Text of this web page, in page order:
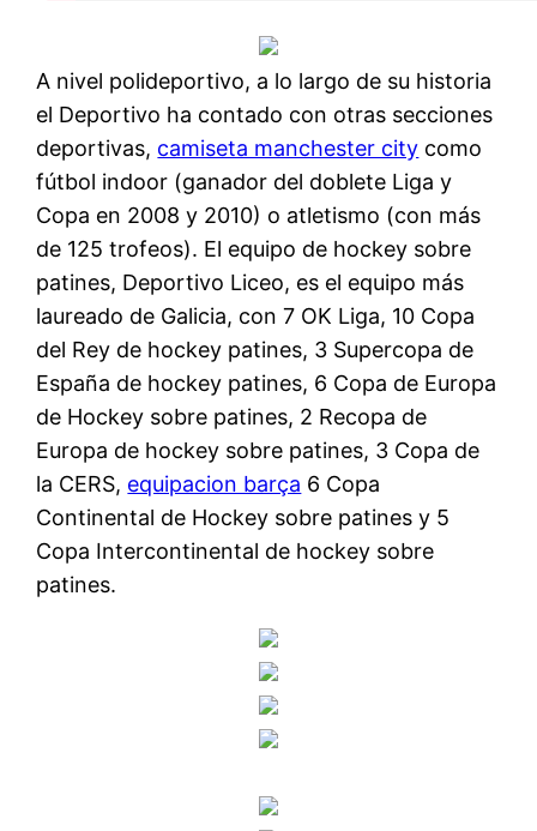
A nivel polideportivo, a lo largo de su historia
el Deportivo ha contado con otras secciones
deportivas, camiseta manchester city como
fútbol indoor (ganador del doblete Liga y
Copa en 2008 y 2010) o atletismo (con más
de 125 trofeos). El equipo de hockey sobre
patines, Deportivo Liceo, es el equipo más
laureado de Galicia, con 7 OK Liga, 10 Copa
del Rey de hockey patines, 3 Supercopa de
España de hockey patines, 6 Copa de Europa
de Hockey sobre patines, 2 Recopa de
Europa de hockey sobre patines, 3 Copa de
la CERS, equipacion barça 6 Copa
Continental de Hockey sobre patines y 5
Copa Intercontinental de hockey sobre
patines.